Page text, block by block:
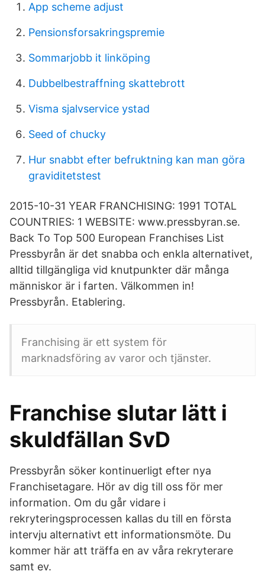
App scheme adjust
Pensionsforsakringspremie
Sommarjobb it linköping
Dubbelbestraffning skattebrott
Visma sjalvservice ystad
Seed of chucky
Hur snabbt efter befruktning kan man göra
graviditetstest
2015-10-31 YEAR FRANCHISING: 1991 TOTAL
COUNTRIES: 1 WEBSITE: www.pressbyran.se.
Back To Top 500 European Franchises List
Pressbyrån är det snabba och enkla alternativet,
alltid tillgängliga vid knutpunkter där många
människor är i farten. Välkommen in!
Pressbyrån. Etablering.
Franchising är ett system för
marknadsföring av varor och tjänster.
Franchise slutar lätt i
skuldfällan SvD
Pressbyrån söker kontinuerligt efter nya
Franchisetagare. Hör av dig till oss för mer
information. Om du går vidare i
rekryteringsprocessen kallas du till en första
intervju alternativt ett informationsmöte. Du
kommer här att träffa en av våra rekryterare
samt ev.